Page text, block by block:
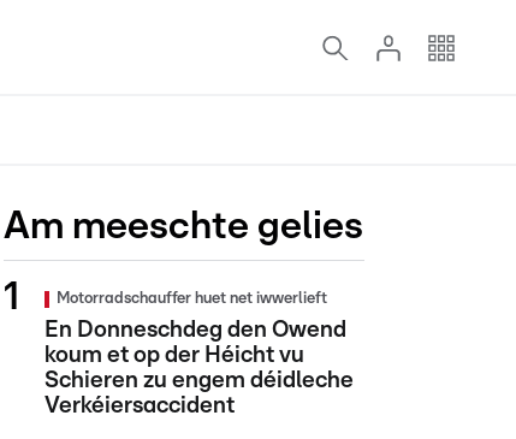
Am meeschte gelies
Motorradschauffer huet net iwwerlieft
En Donneschdeg den Owend
koum et op der Héicht vu
Schieren zu engem déidleche
Verkéiersaccident